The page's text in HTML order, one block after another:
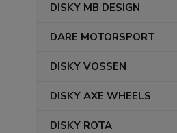
DISKY MB DESIGN
DARE MOTORSPORT
DISKY VOSSEN
DISKY AXE WHEELS
DISKY ROTA